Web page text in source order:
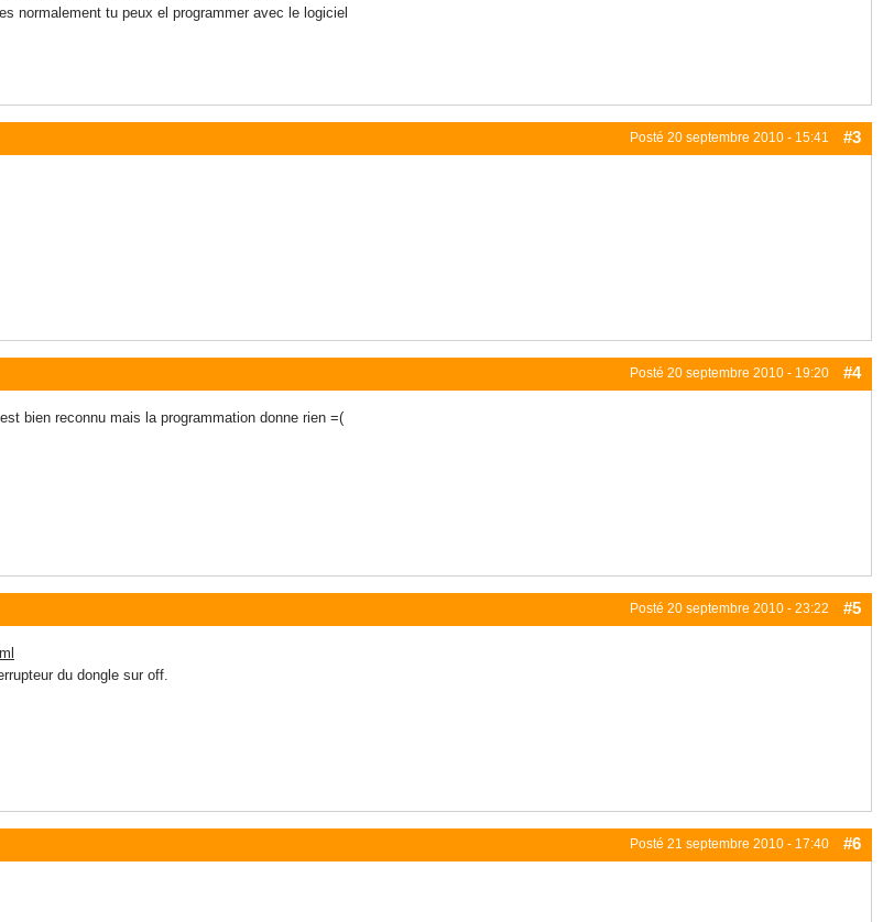
normalement tu peux el programmer avec le logiciel
Posté 20 septembre 2010 - 15:41 #3
Posté 20 septembre 2010 - 19:20 #4
bien reconnu mais la programmation donne rien =(
Posté 20 septembre 2010 - 23:22 #5
du dongle sur off.
Posté 21 septembre 2010 - 17:40 #6